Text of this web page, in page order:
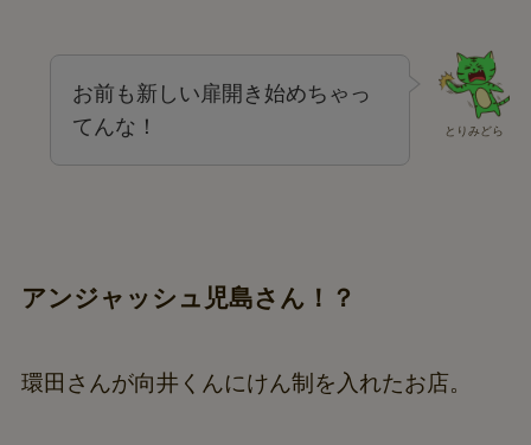
とりみどら
お前も新しい扉開き始めちゃっ
てんな！
アンジャッシュ児島さん！？
環田さんが向井くんにけん制を入れたお店。